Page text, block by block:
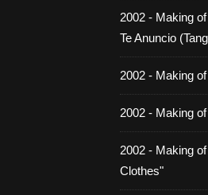
2002 - Making
Te Anuncio
2002 - Making
2002 - Making
2002 - Making
Clothes"